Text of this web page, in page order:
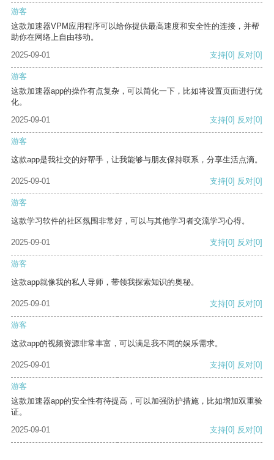
游客
这款加速器VPM应用程序可以给你提供最高速度和安全性的连接，并帮
助你在网络上自由移动。
2025-09-01
支持[0] 反对[0]
游客
这款加速器app的操作有点复杂，可以简化一下，比如将设置页面进行优
化。
2025-09-01
支持[0] 反对[0]
游客
这款app是我社交的好帮手，让我能够与朋友保持联系，分享生活点滴。
2025-09-01 支持[0] 反对[0]
游客
这款学习软件的社区氛围非常好，可以与其他学习者交流学习心得。
2025-09-01 支持[0] 反对[0]
游客
这款app就像我的私人导师，带领我探索知识的奥秘。
2025-09-01 支持[0] 反对[0]
游客
这款app的视频资源非常丰富，可以满足我不同的娱乐需求。
2025-09-01 支持[0] 反对[0]
游客
这款加速器app的安全性有待提高，可以加强防护措施，比如增加双重验
证。
2025-09-01
支持[0] 反对[0]